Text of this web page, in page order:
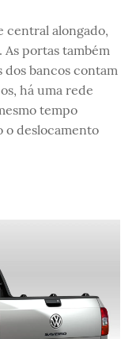
central alongado,
portas também
bancos contam
há uma rede
tempo
o deslocamento